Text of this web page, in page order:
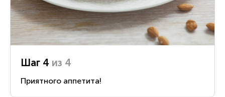
Шаг 4 из 4
Приятного аппетита!